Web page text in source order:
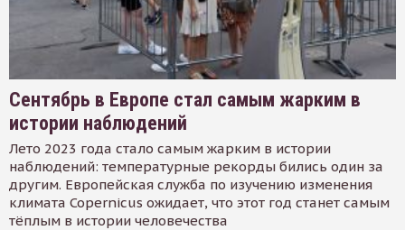
Сентябрь в Европе стал самым жарким в
истории наблюдений
Лето 2023 года стало самым жарким в истории
наблюдений: температурные рекорды бились один за
другим. Европейская служба по изучению изменения
климата Copernicus ожидает, что этот год станет самым
тёплым в истории человечества